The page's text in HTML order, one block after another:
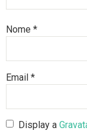
Nome *
Email *
Display a